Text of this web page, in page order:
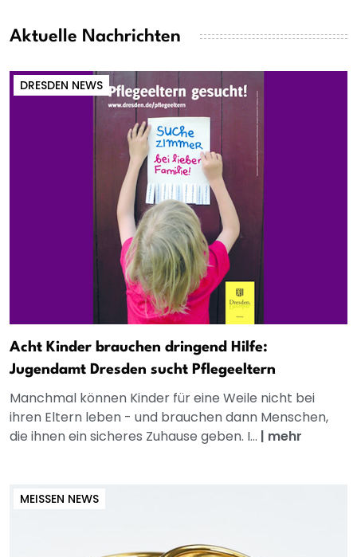
Aktuelle Nachrichten
DRESDEN NEWS
Acht Kinder brauchen dringend Hilfe:
Jugendamt Dresden sucht Pflegeeltern
Manchmal können Kinder für eine Weile nicht bei
ihren Eltern leben - und brauchen dann Menschen,
die ihnen ein sicheres Zuhause geben. I... | mehr
MEISSEN NEWS